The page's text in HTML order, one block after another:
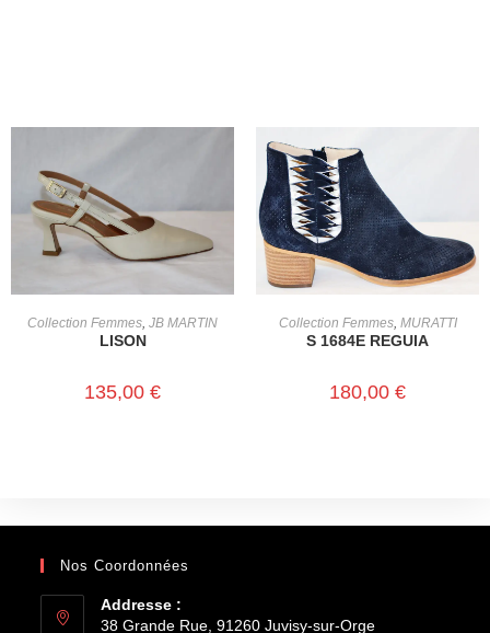
CHOIX DES OPTIONS
Collection Femmes JB MARTIN
LISON
135,00 €
CHOIX DES OPTIONS
Collection Femmes, MURATTI
S 1684E REGUIA
180,00 €
Nos Coordonnées
Addresse :
38 Grande Rue, 91260 Juvisy-sur-Orge